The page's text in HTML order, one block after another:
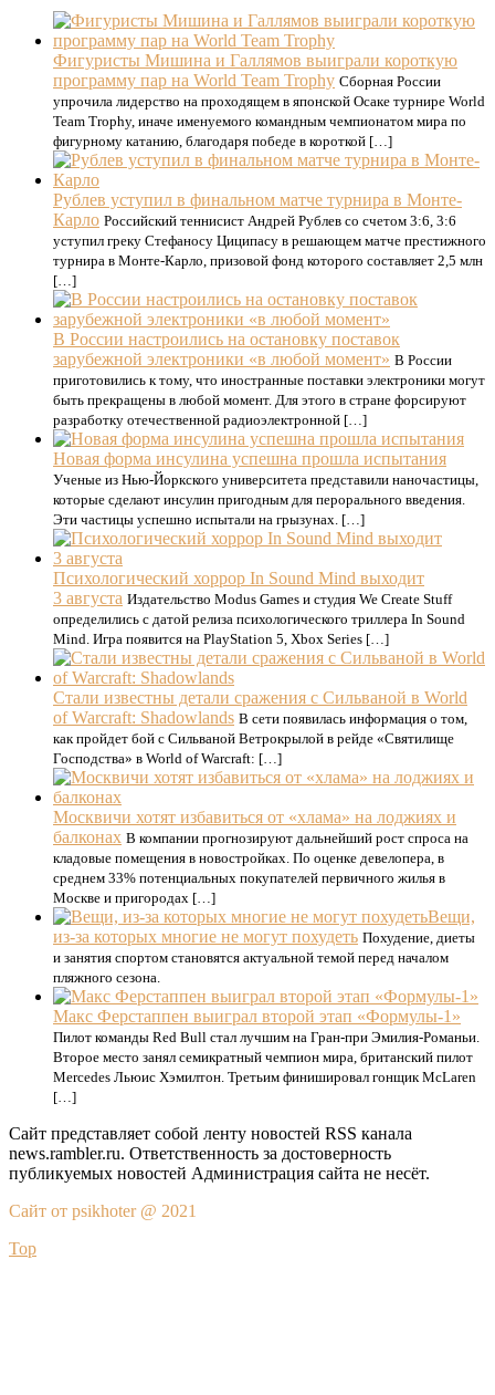
Фигуристы Мишина и Галлямов выиграли короткую
программу пар на World Team Trophy Сборная России
упрочила лидерство на проходящем в японской Осаке турнире World
Team Trophy, иначе именуемого командным чемпионатом мира по
фигурному катанию, благодаря победе в короткой […]
Рублев уступил в финальном матче турнира в Монте-
Карло Российский теннисист Андрей Рублев со счетом 3:6, 3:6
уступил греку Стефаносу Циципасу в решающем матче престижного
турнира в Монте-Карло, призовой фонд которого составляет 2,5 млн
[…]
В России настроились на остановку поставок
зарубежной электроники «в любой момент» В России
приготовились к тому, что иностранные поставки электроники могут
быть прекращены в любой момент. Для этого в стране форсируют
разработку отечественной радиоэлектронной […]
Новая форма инсулина успешна прошла испытания
Ученые из Нью-Йоркского университета представили наночастицы,
которые сделают инсулин пригодным для перорального введения.
Эти частицы успешно испытали на грызунах. […]
Психологический хоррор In Sound Mind выходит
3 августа Издательство Modus Games и студия We Create Stuff
определились с датой релиза психологического триллера In Sound
Mind. Игра появится на PlayStation 5, Xbox Series […]
Стали известны детали сражения с Сильваной в World
of Warcraft: Shadowlands В сети появилась информация о том,
как пройдет бой с Сильваной Ветрокрылой в рейде «Святилище
Господства» в World of Warcraft: […]
Москвичи хотят избавиться от «хлама» на лоджиях и
балконах В компании прогнозируют дальнейший рост спроса на
кладовые помещения в новостройках. По оценке девелопера, в
среднем 33% потенциальных покупателей первичного жилья в
Москве и пригородах […]
Вещи,
из-за которых многие не могут похудеть Похудение, диеты
и занятия спортом становятся актуальной темой перед началом
пляжного сезона.
Макс Ферстаппен выиграл второй этап «Формулы-1»
Пилот команды Red Bull стал лучшим на Гран-при Эмилия-Романьи.
Второе место занял семикратный чемпион мира, британский пилот
Mercedes Льюис Хэмилтон. Третьим финишировал гонщик McLaren
[…]
Сайт представляет собой ленту новостей RSS канала
news.rambler.ru. Ответственность за достоверность
публикуемых новостей Администрация сайта не несёт.
Сайт от psikhoter @ 2021
Top